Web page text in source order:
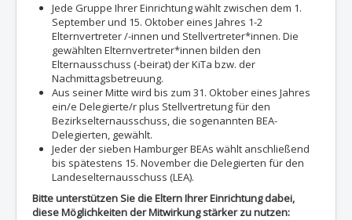
Jede Gruppe Ihrer Einrichtung wählt zwischen dem 1.
September und 15. Oktober eines Jahres 1-2
Elternvertreter /-innen und Stellvertreter*innen. Die
gewählten Elternvertreter*innen bilden den
Elternausschuss (-beirat) der KiTa bzw. der
Nachmittagsbetreuung.
Aus seiner Mitte wird bis zum 31. Oktober eines Jahres
ein/e Delegierte/r plus Stellvertretung für den
Bezirkselternausschuss, die sogenannten BEA-
Delegierten, gewählt.
Jeder der sieben Hamburger BEAs wählt anschließend
bis spätestens 15. November die Delegierten für den
Landeselternausschuss (LEA).
Bitte unterstützen Sie die Eltern Ihrer Einrichtung dabei,
diese Möglichkeiten der Mitwirkung stärker zu nutzen: